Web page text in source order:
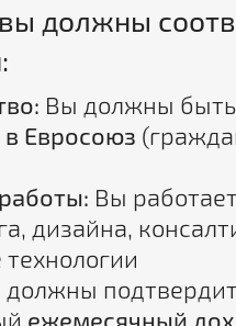
должны
Вы должны
Евросоюз
Вы
дизайна,
ежемесячный